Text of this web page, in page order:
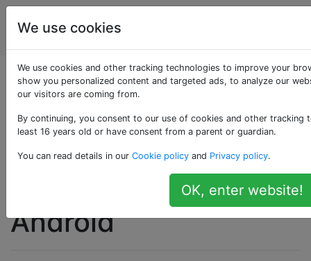
La
programmation
Comment charger
des images
paresseusement
dans ListView dans
Android
We use cookies
We use cookies and other tracking technologies to improve your
show you personalized content and targeted ads, to analyze our
our visitors are coming from.
By continuing, you consent to our use of cookies and other tracking
least 16 years old or have consent from a parent or guardian.
You can read details in our Cookie policy and Privacy policy.
OK, enter website!